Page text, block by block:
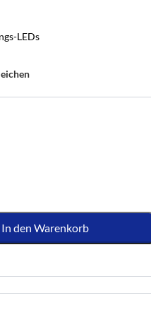
LEDs
In den Warenkorb